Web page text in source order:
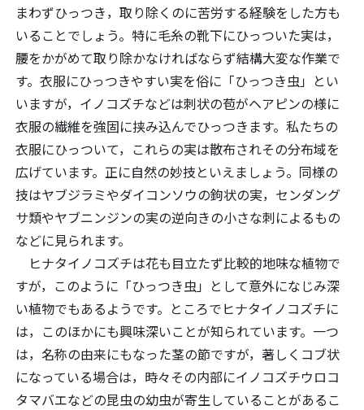
まわずひっつき，取り除くのに苦労する経験をした方も
いることでしょう。特に毛糸の靴下にひっついた実は，
腰をかがめて取り除かなければならず結構大変な作業で
す。衣服にひっつきやすい実を俗に「ひっつき虫」とい
いますが，イノコズチなどは刺状の苞がヘアピンの様に
衣服の繊維を強固に挟み込んでひっつきます。私たちの
衣服にひっついて，これらの実は散布されその分布域を
広げています。正に自然の妙技といえましょう。同様の
技はヤブジラミやダイコンソウの鉤状の実，センダング
サ類やヤブニンジンの実の逆向きの小さな刺によるもの
などに見られます。
ヒナタイノコズチは花も目立たず比較的地味な植物で
すが，このように「ひっつき虫」として意外になじみ深
い植物でもあるようです。ところでヒナタイノコズチに
は，このほかにも興味深いことが知られています。一つ
は，名称の由来にもなった茎の節ですが，著しくコブ状
になっている場合は，時々その内部にイノコズチウロコ
タマバエなどの昆虫の幼虫が寄生していることがあるこ